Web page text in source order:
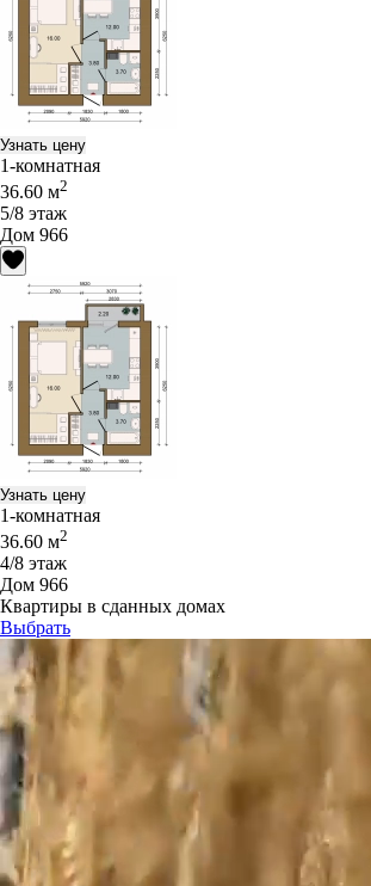
Узнать цену
1-комнатная
36.60 м2
5/8 этаж
Дом 966
Узнать цену
1-комнатная
36.60 м2
4/8 этаж
Дом 966
Квартиры в сданных домах
Выбрать